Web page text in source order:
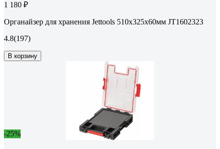
1 180 ₽
Органайзер для хранения Jettools 510х325х60мм JT1602323
4.8(197)
В корзину
-25%